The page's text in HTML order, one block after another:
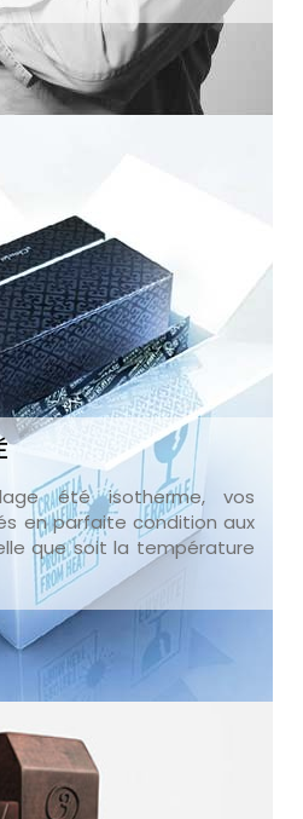
été isotherme, vos
en parfaite condition aux
que soit la température